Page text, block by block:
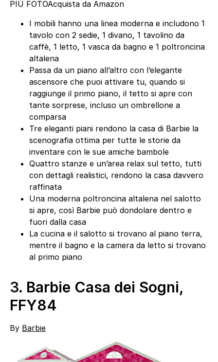
PIÙ FOTOAcquista da Amazon
I mobili hanno una linea moderna e includono 1
tavolo con 2 sedie, 1 divano, 1 tavolino da
caffè, 1 letto, 1 vasca da bagno e 1 poltroncina
altalena
Passa da un piano all’altro con l’elegante
ascensore che puoi attivare tu, quando si
raggiunge il primo piano, il tetto si apre con
tante sorprese, incluso un ombrellone a
comparsa
Tre eleganti piani rendono la casa di Barbie la
scenografia ottima per tutte le storie da
inventare con le sue amiche bambole
Quattro stanze e un’area relax sul tetto, tutti
con dettagli realistici, rendono la casa davvero
raffinata
Una moderna poltroncina altalena nel salotto
si apre, così Barbie può dondolare dentro e
fuori dalla casa
La cucina e il salotto si trovano al piano terra,
mentre il bagno e la camera da letto si trovano
al primo piano
3. Barbie Casa dei Sogni,
FFY84
By Barbie